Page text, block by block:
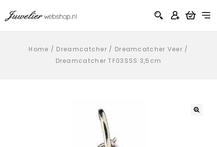
Home / Dreamcatcher / Dreamcatcher Veer /
Dreamcatcher TF03SSS 3,5cm